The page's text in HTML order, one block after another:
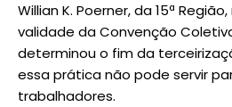
Willian K. Poerner, da 15ª
validade da Convenção
determinou o fim da
essa prática não pode servir
trabalhadores.